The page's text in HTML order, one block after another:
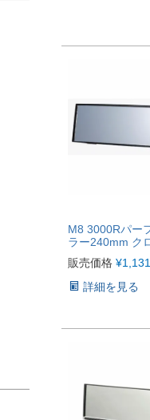
M8 3000Rパー
ラー240mm ク
販売価格 ¥1,131
詳細を見る